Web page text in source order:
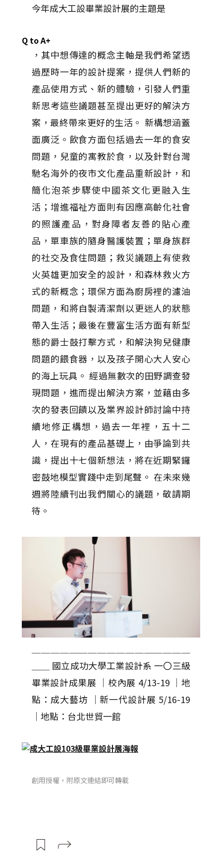
今年成大工設畢業設計展的主題是
Q to A+
，其中想傳達的概念主軸是我們希望透
過歷時一年的設計提案，提供人們新的
產品使用方式、新的體驗，引發人們重
新思考這些議題甚至提出更好的解決方
案，最終帶來更好的生活。 新構想涵蓋
面廣泛。飲食方面包括過去一年的食安
問題，兒童的寓教於食，以及針對台灣
馳名海外的夜市文化產品重新設計，和
簡化泡茶步驟使中國茶文化更融入生
活；增進福祉方面則有因應高齡化社會
的照護產品，對身障者友善的貼心產
品，單車族的隨身醫護裝置；單身族群
的社交及食住問題；救災議題上有使救
火英雄更加安全的設計，和森林救火方
式的新概念；環保方面為廚房裡的濾油
問題，和將自製清潔劑以更迷人的狀態
帶入生活；最後在豐富生活方面有新型
態的爵士鼓打擊方式，和解決狗兒健康
問題的餵食器，以及孩子開心大人安心
的海上玩具。 經過無數次的田野調查發
現問題，進而提出解決方案，並藉由多
次的發表回饋以及業界設計師討論中持
續地修正構想，過去一年裡，五十二
人，在現有的產品基礎上，由爭論到共
識，提出十七個新想法，將在近期緊鑼
密鼓地模型實踐中走到尾聲。 在未來幾
週將陸續刊出我們關心的議題，敬請期
待。
＿＿ 國立成功大學工業設計系 一〇三級
畢業設計成果展 ｜校內展 4/13-19 ｜地
點：成大藝坊 ｜新一代設計展 5/16-19
｜地點：台北世貿一館
創用授權，附原文連結即可轉載